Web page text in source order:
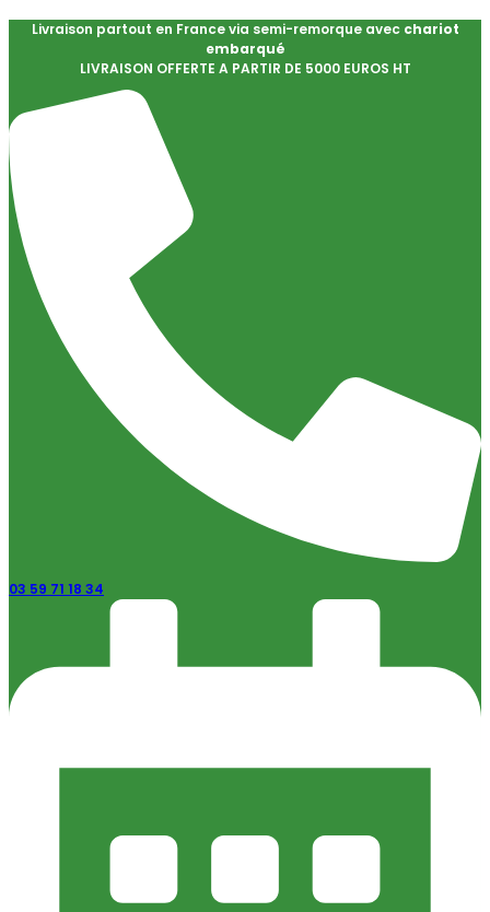
Livraison partout en France via semi-remorque avec chariot
embarqué
LIVRAISON OFFERTE A PARTIR DE 5000 EUROS HT
03 59 71 18 34